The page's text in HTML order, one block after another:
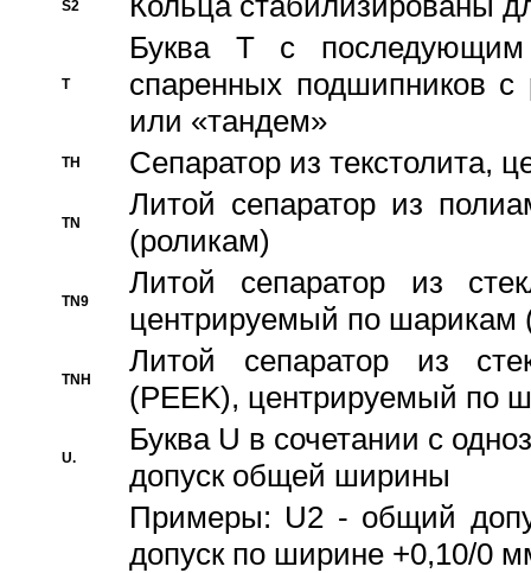
S2
T
Буква T с
спаренных подшипников
или «тандем»
TH Сепаратор из текстолита,
TN
Литой сепаратор из
(роликам)
TN9
Литой сепаратор из
центрируемый по шарикам
TNH
Литой сепаратор из
(PEEK), центрируемый по
U.
Буква U в сочетании с
допуск общей ширины
Примеры: U2 - общий
допуск по ширине +0,10/0